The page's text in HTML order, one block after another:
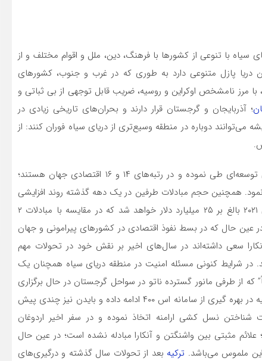
سیاه با تنوعی از کشورها با فرهنگ، دین، ملل و اقوام مختلف و از
دریا پازل متنوعی دارد به طوری که در غرب و جنوب، کشورهای
مرز نامشخص اوکراین و روسیه، ضریب قابل توجهی از بی ثباتی و
؛ آذربایجان و گرجستان قرار دارند و بحران‌های تاریخی زیادی در
دوباره در منطقه وسیع‌تری از دریای سیاه فوران کنند: از
در سال‌های اخیر روند نسبی توسعه‌ای طی نموده و در رتبه‌های ۱۴ و ۱۶ اقتصادی جهان هستند؛
میلادی به ۱۸ و ۲۰ تنزل خواهد نمود. همچنین حجم مبادلات طرفین در یک دهه گذشته روند افزایشی
داشت و از حدود سیزده میلیارد دلار در ۲۰۱۰ در پایان ۲۰۲۱ بالغ بر ۲۵ میلیارد دلار خواهد شد که در مقایسه با مبادلات ۲
عین حال که در بسط نفوذ اقتصادی در کشورهای پیرامونی و جهان
سعی داشته‌اند در سال‌های اخیر بر نقش خود در تحولات مهم
در شرایط کنونی مسئله امنیت در منطقه دریای سیاه همچنان یک
از طرفی مانور گسترده ناتو در سواحل گرجستان در حال برگزاری
همکاری تسلیحاتی با روسیه در بهره گیری از سامانه اس ۴۰۰ ادامه داده و بایدن نیز چندی پیش
نسل کشی ارامنه اتخاذ نموده و در سفر اخیر اردوغان
مثبتی بین واشنگتن و آنکارا مبادله نشده است؛ در عین حال
ملموس می‌باشد. ترکیه بعد از تحولات سال گذشته و درگیری‌های